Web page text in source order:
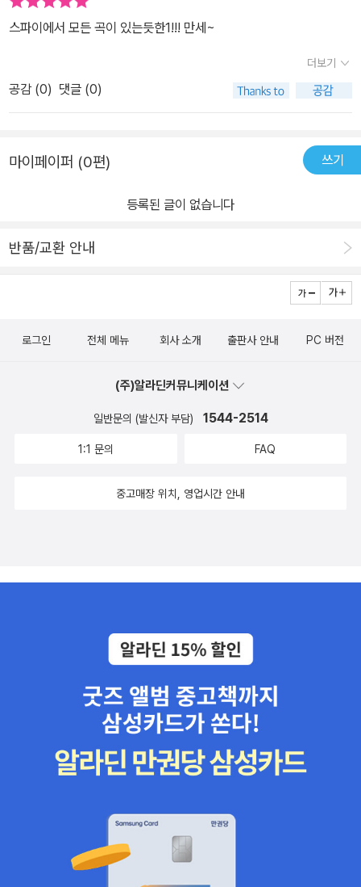
스파이에서 모든 곡이 있는듯한1!!! 만세~
더보기
공감 (0) 댓글 (0)
마이페이퍼 (0편) 쓰기
등록된 글이 없습니다
반품/교환 안내
로그인 전체 메뉴 회사 소개 출판사 안내 PC 버전
(주)알라딘커뮤니케이션
일반문의 (발신자 부담) 1544-2514
1:1 문의 FAQ
중고매장 위치, 영업시간 안내